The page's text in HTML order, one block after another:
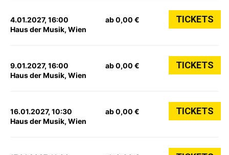
4.01.2027, 16:00
Haus der Musik, Wien
ab 0,00 € TICKETS
9.01.2027, 16:00
Haus der Musik, Wien
ab 0,00 € TICKETS
16.01.2027, 10:30
Haus der Musik, Wien
ab 0,00 € TICKETS